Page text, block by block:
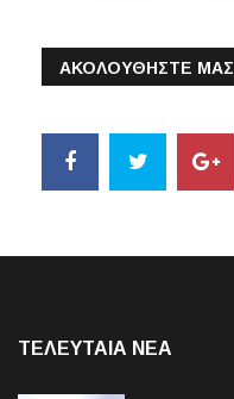
ΑΚΟΛΟΥΘΗΣΤΕ ΜΑΣ
ΤΕΛΕΥΤΑΙΑ NEA